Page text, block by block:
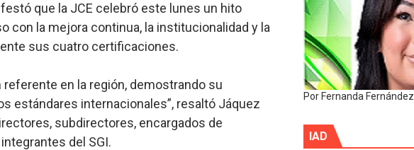
que la JCE celebró este lunes un hito
con la mejora continua, la institucionalidad y la
sus cuatro certificaciones.
referente en la región, demostrando su
estándares internacionales”, resaltó Jáquez
subdirectores, encargados de
del SGI.
Por Fernanda Fernández
IAD